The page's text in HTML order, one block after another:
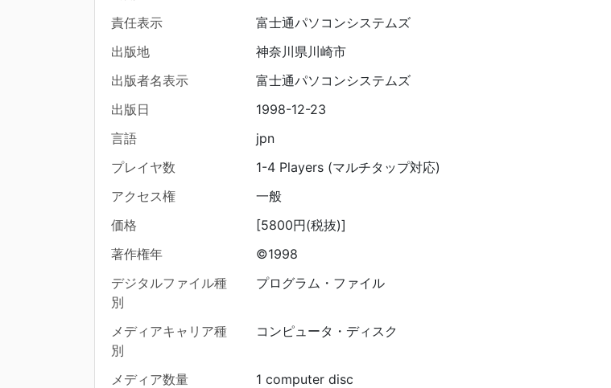
責任表示
富士通パソコンシステムズ
出版地
神奈川県川崎市
出版者名表示
富士通パソコンシステムズ
出版日
1998-12-23
言語
jpn
プレイヤ数
1-4 Players (マルチタップ対応)
アクセス権
一般
価格
[5800円(税抜)]
著作権年
©1998
デジタルファイル種
別
プログラム・ファイル
メディアキャリア種
別
コンピュータ・ディスク
メディア数量
1 computer disc